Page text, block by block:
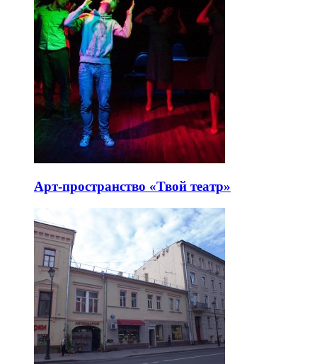
Арт-пространство «Твой театр»